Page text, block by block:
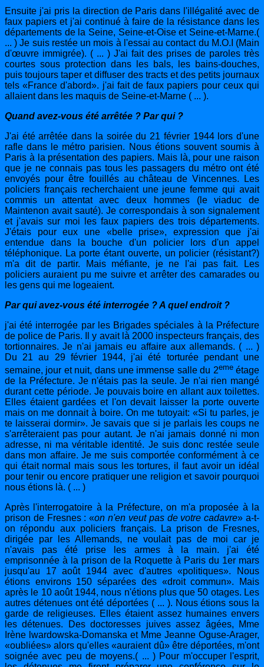
Ensuite j'ai pris la direction de Paris dans l'illégalité avec de
faux papiers et j'ai continué à faire de la résistance dans les
départements de la Seine, Seine-et-Oise et Seine-et-Marne.(
... ) Je suis restée un mois à l'essai au contact du M.O.I (Main
d'œuvre immigrée). ( ... ) J'ai fait des prises de paroles très
courtes sous protection dans les bals, les bains-douches,
puis toujours taper et diffuser des tracts et des petits journaux
tels «France d'abord». j'ai fait de faux papiers pour ceux qui
allaient dans les maquis de Seine-et-Marne ( ... ).
Quand avez-vous été arrêtée ? Par qui ?
J'ai été arrêtée dans la soirée du 21 février 1944 lors d'une
rafle dans le métro parisien. Nous étions souvent soumis à
Paris à la présentation des papiers. Mais là, pour une raison
que je ne connais pas tous les passagers du métro ont été
envoyés pour être fouillés au château de Vincennes. Les
policiers français recherchaient une jeune femme qui avait
commis un attentat avec deux hommes (le viaduc de
Maintenon avait sauté). Je correspondais à son signalement
et j'avais sur moi les faux papiers des trois départements.
J'étais pour eux une «belle prise», expression que j'ai
entendue dans la bouche d'un policier lors d'un appel
téléphonique. La porte étant ouverte, un policier (résistant?)
m'a dit de partir. Mais méfiante, je ne l'ai pas fait. Les
policiers auraient pu me suivre et arrêter des camarades ou
les gens qui me logeaient.
Par qui avez-vous été interrogée ? A quel endroit ?
j'ai été interrogée par les Brigades spéciales à la Préfecture
de police de Paris. Il y avait là 2000 inspecteurs français, des
tortionnaires. Je n'ai jamais eu affaire aux allemands. ( ... )
Du 21 au 29 février 1944, j'ai été torturée pendant une
semaine, jour et nuit, dans une immense salle du 2emeétage
de la Préfecture. Je n'étais pas la seule. Je n'ai rien mangé
durant cette période. Je pouvais boire en allant aux toilettes.
Elles étaient gardées et l'on devait laisser la porte ouverte
mais on me donnait à boire. On me tutoyait: «Si tu parles, je
te laisserai dormir». Je savais que si je parlais les coups ne
s'arrêteraient pas pour autant. Je n'ai jamais donné ni mon
adresse, ni ma véritable identité. Je suis donc restée seule
dans mon affaire. Je me suis comportée conformément à ce
qui était normal mais sous les tortures, il faut avoir un idéal
pour tenir ou encore pratiquer une religion et savoir pourquoi
nous étions là. ( ... )
Après l'interrogatoire à la Préfecture, on m'a proposée à la
prison de Fresnes : «on n'en veut pas de votre cadavre» a-t-
on répondu aux policiers français. La prison de Fresnes,
dirigée par les Allemands, ne voulait pas de moi car je
n'avais pas été prise les armes à la main. j'ai été
emprisonnée à la prison de la Roquette à Paris du 1er mars
jusqu'au 17 août 1944 avec d'autres «politiques». Nous
étions environs 150 séparées des «droit commun». Mais
après le 10 août 1944, nous n'étions plus que 50 otages. Les
autres détenues ont été déportées ( ... ). Nous étions sous la
garde de religieuses. Elles étaient assez humaines envers
les détenues. Des doctoresses juives assez âgées, Mme
Irène lwardowska-Domanska et Mme Jeanne Oguse-Arager,
«oubliées» alors qu'elles «auraient dû» être déportées, m'ont
soignée avec peu de moyens.( ... ) Pour m'occuper l'esprit,